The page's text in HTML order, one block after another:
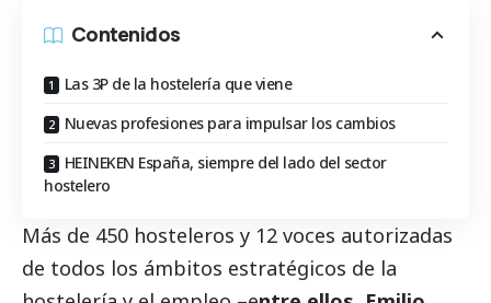
Contenidos
Las 3P de la hostelería que viene
Nuevas profesiones para impulsar los cambios
HEINEKEN España, siempre del lado del sector
hostelero
Más de 450 hosteleros y 12 voces autorizadas
de todos los ámbitos estratégicos de la